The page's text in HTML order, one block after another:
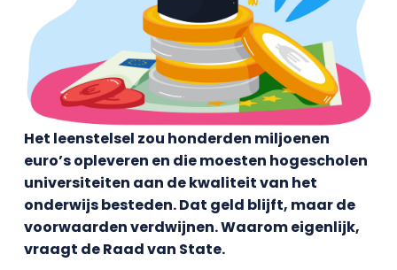
Het leenstelsel zou honderden miljoenen
euro’s opleveren en die moesten hogescholen
universiteiten aan de kwaliteit van het
onderwijs besteden. Dat geld blijft, maar de
voorwaarden verdwijnen. Waarom eigenlijk,
vraagt de Raad van State.